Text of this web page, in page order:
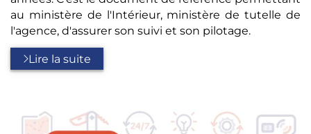
au ministère de l'Intérieur, ministère de tutelle de
l'agence, d'assurer son suivi et son pilotage.
Lire la suite